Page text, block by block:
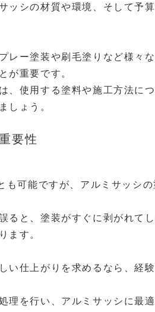
ッシの材質や環境、そして予
レー塗装や刷毛塗りなど様々
が重要です。
、使用する塗料や施工方法に
しょう。
要性
も可能ですが、アルミサッシ
ると、塗装がすぐに剥がれて
ます。
い仕上がりを求めるなら、経
理を行い、アルミサッシに最